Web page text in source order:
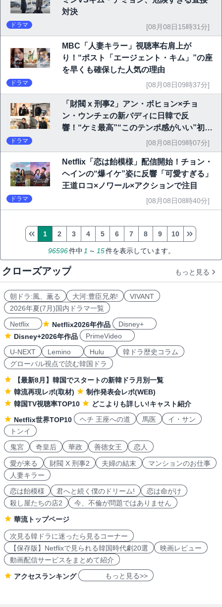
対決
ドラマ [08月08日15時31分]
MBC「人妻キラー」視聴率右肩上が
り！“ポスト「エージェント・キム」”の座
を早くも確保した人気の理由
ドラマ [08月08日09時37分]
「財閥 x 刑事2」アン・ボヒョン×チョ
ン・ウンチェの新バディに日韓で反
響！“ケミ最高”“このテンポ感がいい”初回
ドラマ [08月08日09時07分]
Netflix「恋は飴模様」配信開始！チョン・
ヘインの“爆イケ”姿に反響「可愛すぎる」
王道ロコ×ノワール×アクションで注目
ドラマ [08月08日08時40分]
96596件中 1 ～ 15件を表示しています。
1 2 3 4 5 6 7 8 9 10
クローズアップ もっと見る
朝ドラ:風、薫る 大河:豊臣兄弟!
VIVANT
2026年夏(7月)国内ドラマ一覧
Netflix
Netflix2026年作品
Disney+
Disney+2026年作品
PrimeVideo
U-NEXT
Lemino Hulu
韓ドラ歴史コラム
グローバル視点で読む韓国ドラ
【最新8月】韓国でスタートの新韓ドラ月別一覧
韓流再現レポ(取材)
制作発表会レポ(WEB)
韓国TV視聴率TOP10
どこよりも詳しい!キャスト紹介
Netflix世界TOP10
ヘチ 王座への道 馬医
イ・サン
トンイ
鬼宮
奇皇后 華政 善徳女王 恋人
愛が来る 財閥 X 刑事2 夫婦の結末
マンションのお仕事
人妻キラー
恋は飴模様
君へと続く僕のドリーム!
恋は命がけ
殺し屋たちの店2
今、不倫が問題ではありません
華流トップページ
次見る韓ドラに迷ったら見るコーナー
【保存版】Netflixで見られる韓国時代劇20選
映画レビュー
動画配信サービスをまとめて紹介
アクセスランキング もっと見る>>